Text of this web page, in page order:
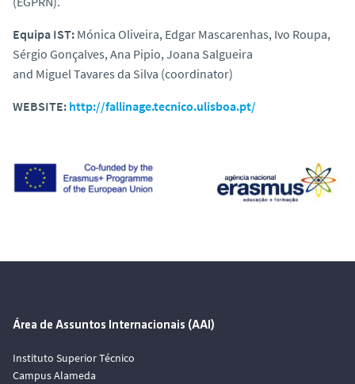
Equipa IST: Mónica Oliveira, Edgar Mascarenhas, Ivo Roupa,
Sérgio Gonçalves, Ana Pipio, Joana Salgueira
and Miguel Tavares da Silva (coordinator)
WEBSITE: http://fallinage.tecnico.ulisboa.pt/
Área de Assuntos Internacionais (AAI)
Instituto Superior Técnico
Campus Alameda